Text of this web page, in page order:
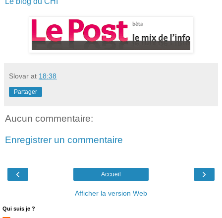
Slovar at 18:38
Partager
Aucun commentaire:
Enregistrer un commentaire
‹ ›
Accueil
Afficher la version Web
Qui suis je ?